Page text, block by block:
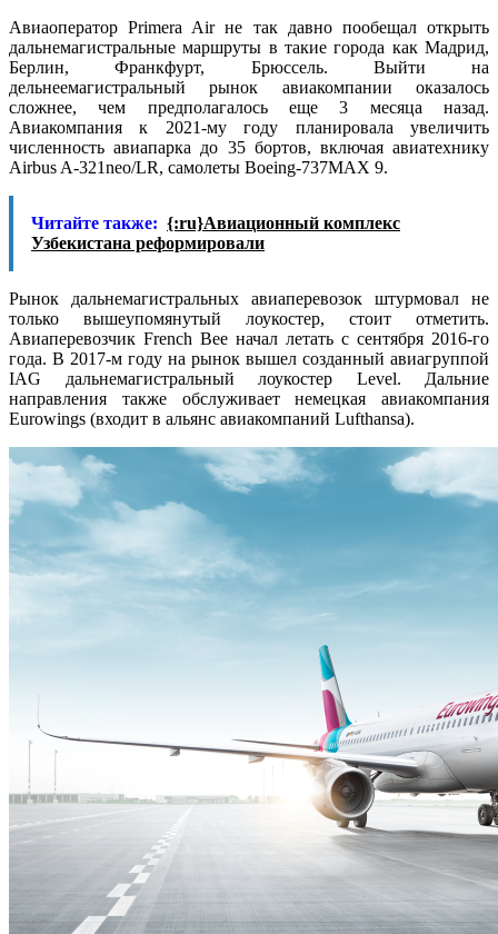
Авиаоператор Primera Air не так давно пообещал открыть
дальнемагистральные маршруты в такие города как Мадрид,
Берлин, Франкфурт, Брюссель. Выйти на
дельнеемагистральный рынок авиакомпании оказалось
сложнее, чем предполагалось еще 3 месяца назад.
Авиакомпания к 2021-му году планировала увеличить
численность авиапарка до 35 бортов, включая авиатехнику
Airbus A-321neo/LR, самолеты Boeing-737MAX 9.
Читайте также: {:ru}Авиационный комплекс
Узбекистана реформировали
Рынок дальнемагистральных авиаперевозок штурмовал не
только вышеупомянутый лоукостер, стоит отметить.
Авиаперевозчик French Bee начал летать с сентября 2016-го
года. В 2017-м году на рынок вышел созданный авиагруппой
IAG дальнемагистральный лоукостер Level. Дальние
направления также обслуживает немецкая авиакомпания
Eurowings (входит в альянс авиакомпаний Lufthansa).